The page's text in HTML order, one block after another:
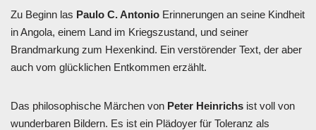
Zu Beginn las Paulo C. Antonio Erinnerungen an seine Kindheit
in Angola, einem Land im Kriegszustand, und seiner
Brandmarkung zum Hexenkind. Ein verstörender Text, der aber
auch vom glücklichen Entkommen erzählt.
Das philosophische Märchen von Peter Heinrichs ist voll von
wunderbaren Bildern. Es ist ein Plädoyer für Toleranz als